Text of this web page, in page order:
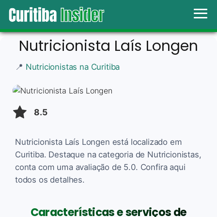
Nutricionista Laís Longen
📍 Nutricionistas na Curitiba
8.5
Nutricionista Laís Longen está localizado em
Curitiba. Destaque na categoria de Nutricionistas,
conta com uma avaliação de 5.0. Confira aqui
todos os detalhes.
Características e serviços de